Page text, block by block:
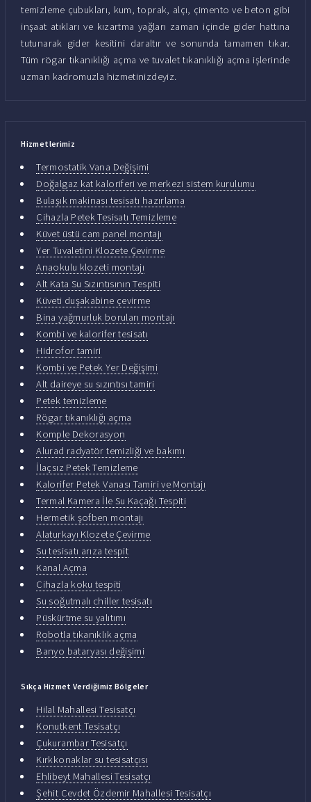
temizleme çubukları, kum, toprak, alçı, çimento ve beton gibi
inşaat atıkları ve kızartma yağları zaman içinde gider hattına
tutunarak gider kesitini daraltır ve sonunda tamamen tıkar.
Tüm rögar tıkanıklığı açma ve tuvalet tıkanıklığı açma işlerinde
uzman kadromuzla hizmetinizdeyiz.
Hizmetlerimiz
Termostatik Vana Değişimi
Doğalgaz kat kaloriferi ve merkezi sistem kurulumu
Bulaşık makinası tesisatı hazırlama
Cihazla Petek Tesisatı Temizleme
Küvet üstü cam panel montajı
Yer Tuvaletini Klozete Çevirme
Anaokulu klozeti montajı
Alt Kata Su Sızıntısının Tespiti
Küveti duşakabine çevirme
Bina yağmurluk boruları montajı
Kombi ve kalorifer tesisatı
Hidrofor tamiri
Kombi ve Petek Yer Değişimi
Alt daireye su sızıntısı tamiri
Petek temizleme
Rögar tıkanıklığı açma
Komple Dekorasyon
Alurad radyatör temizliği ve bakımı
İlaçsız Petek Temizleme
Kalorifer Petek Vanası Tamiri ve Montajı
Termal Kamera İle Su Kaçağı Tespiti
Hermetik şofben montajı
Alaturkayı Klozete Çevirme
Su tesisatı arıza tespit
Kanal Açma
Cihazla koku tespiti
Su soğutmalı chiller tesisatı
Püskürtme su yalıtımı
Robotla tıkanıklık açma
Banyo bataryası değişimi
Sıkça Hizmet Verdiğimiz Bölgeler
Hilal Mahallesi Tesisatçı
Konutkent Tesisatçı
Çukurambar Tesisatçı
Kırkkonaklar su tesisatçısı
Ehlibeyt Mahallesi Tesisatçı
Şehit Cevdet Özdemir Mahallesi Tesisatçı